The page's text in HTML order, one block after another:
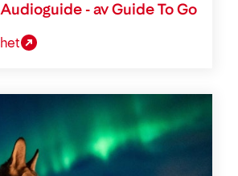
- av Guide To Go